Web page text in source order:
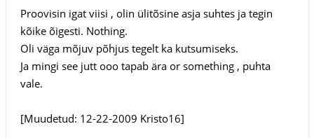
Proovisin igat viisi , olin ülitõsine asja suhtes ja tegin
kõike õigesti. Nothing.
Oli väga mõjuv põhjus tegelt ka kutsumiseks.
Ja mingi see jutt ooo tapab ära or something , puhta
vale.
[Muudetud: 12-22-2009 Kristo16]